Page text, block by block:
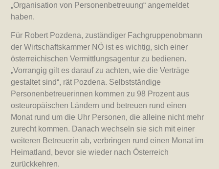
„Organisation von Personenbetreuung“ angemeldet
haben.
Für Robert Pozdena, zuständiger Fachgruppenobmann
der Wirtschaftskammer NÖ ist es wichtig, sich einer
österreichischen Vermittlungsagentur zu bedienen.
„Vorrangig gilt es darauf zu achten, wie die Verträge
gestaltet sind“, rät Pozdena. Selbstständige
Personenbetreuerinnen kommen zu 98 Prozent aus
osteuropäischen Ländern und betreuen rund einen
Monat rund um die Uhr Personen, die alleine nicht mehr
zurecht kommen. Danach wechseln sie sich mit einer
weiteren Betreuerin ab, verbringen rund einen Monat im
Heimatland, bevor sie wieder nach Österreich
zurückkehren.